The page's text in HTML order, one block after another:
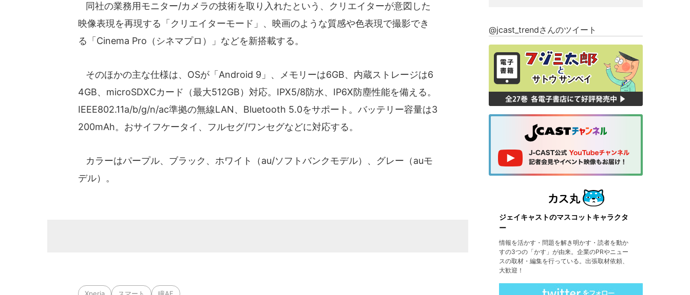
同社の業務用モニター/カメラの技術を取り入れたという、クリエイターが意図した
映像表現を再現する「クリエイターモード」、映画のような質感や色表現で撮影でき
る「Cinema Pro（シネマプロ）」などを新搭載する。
そのほかの主な仕様は、OSが「Android 9」、メモリーは6GB、内蔵ストレージは6
4GB、microSDXCカード（最大512GB）対応。IPX5/8防水、IP6X防塵性能を備える。
IEEE802.11a/b/g/n/ac準拠の無線LAN、Bluetooth 5.0をサポート。バッテリー容量は3
200mAh。おサイフケータイ、フルセグ/ワンセグなどに対応する。
カラーはパープル、ブラック、ホワイト（au/ソフトバンクモデル）、グレー（auモ
デル）。
@jcast_trendさんのツイート
ジェイキャストのマスコットキャラクタ
ー
情報を活かす・問題を解き明かす・読者を動か
すの3つの「かす」が由来。企業のPRやニュー
スの取材・編集を行っている。出張取材依頼、
大歓迎！